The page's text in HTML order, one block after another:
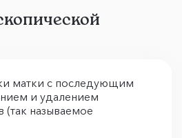
матки с последующим
и удалением
(так называемое